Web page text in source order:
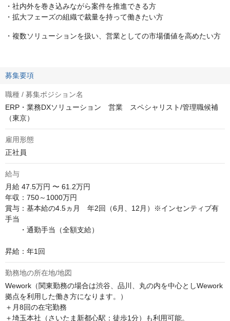
・社内外を巻き込みながら案件を推進できる方
・拡大フェーズの組織で裁量を持って働きたい方
・複数ソリューションを扱い、営業としての市場価値を高めたい方
募集要項
職種 / 募集ポジション名
ERP・業務DXソリューション 営業 スペシャリスト/管理職候補
（東京）
雇用形態
正社員
給与
月給 47.5万円 〜 61.2万円
年収：750～1000万円
賞与：基本給の4.5ヵ月　年2回（6月、12月）※インセンティブ有
手当
・通勤手当（全額支給）
昇給：年1回
勤務地の所在地/地図
Wework（関東勤務の場合は渋谷、品川、丸の内を中心としWework
拠点を利用した働き方になります。）
＋月8回の在宅勤務
＋埼玉本社（さいたま新都心駅：徒歩1分）も利用可能。